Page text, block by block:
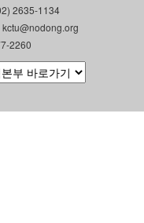
2635-1134
2260